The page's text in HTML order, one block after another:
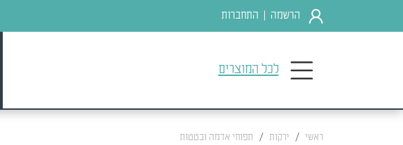
הרשמה התחברות
לכל המוצרים
ראשי ירקות תפוחי אדמה ובטטות